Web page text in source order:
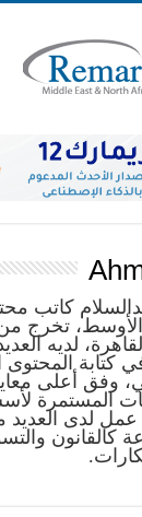
كاتب
تخرج
لديه
كتابة المحتوى
وفق أعلى
المستمرة
عمل لدى